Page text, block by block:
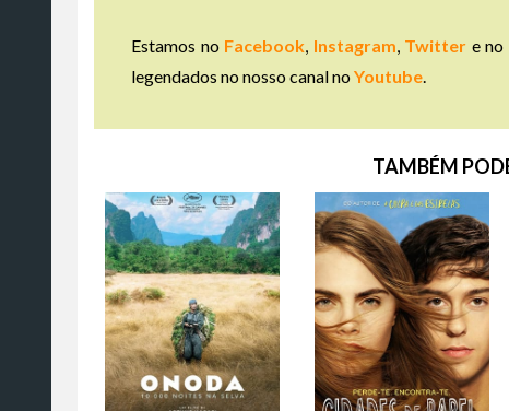
Estamos no Facebook, Instagram, Twitter e no
legendados no nosso canal noYoutube.
TAMBÉM